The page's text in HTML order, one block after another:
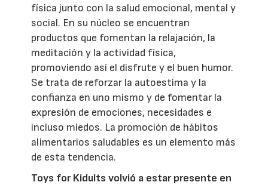
física junto con la salud emocional, mental y
social. En su núcleo se encuentran
productos que fomentan la relajación, la
meditación y la actividad física,
promoviendo así el disfrute y el buen humor.
Se trata de reforzar la autoestima y la
confianza en uno mismo y de fomentar la
expresión de emociones, necesidades e
incluso miedos. La promoción de hábitos
alimentarios saludables es un elemento más
de esta tendencia.
Toys for Kidults volvió a estar presente en